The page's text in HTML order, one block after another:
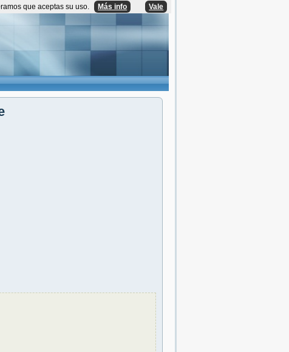
que aceptas su uso. Más info Vale